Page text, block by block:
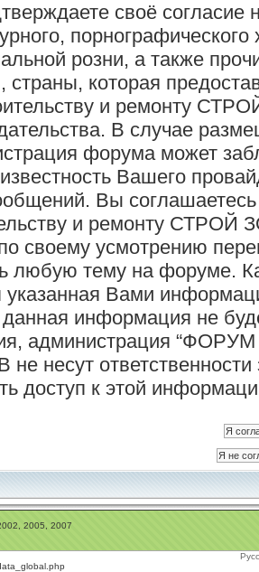
своё согласие
розни, а также
страны, которая
и ремонту
В случае
форума может
Вашего
Вы
и ремонту СТРОЙ
своему усмотрению
любую тему на форуме.
указанная Вами
информация не
администрация
не несут
доступ к этой
2005, 2007